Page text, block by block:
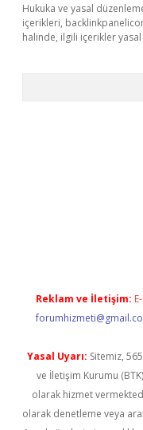
Hukuka ve yasal
içerikleri,
halinde, ilgili içerikler
Reklam ve İletişim:
Yasal Uyarı: Sitemiz,
ve İletişim Kurumu
olarak hizmet
olarak denetleme veya